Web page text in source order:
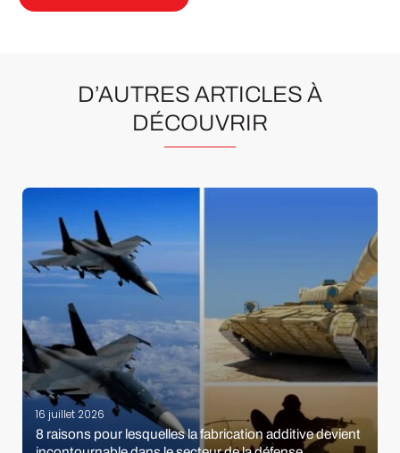
D’AUTRES ARTICLES À
DÉCOUVRIR
16 juillet 2026
8 raisons pour lesquelles la fabrication additive devient